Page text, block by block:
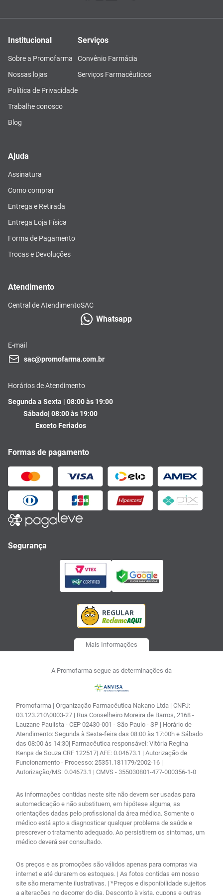
Institucional
Sobre a Promofarma
Nossas lojas
Política de Privacidade
Trabalhe conosco
Blog
Serviços
Convênio Farmácia
Serviços Farmacêuticos
Ajuda
Assinatura
Como comprar
Entrega e Retirada
Entrega Loja Física
Forma de Pagamento
Trocas e Devoluções
Atendimento
Central de AtendimentoSAC
Whatsapp
E-mail
sac@promofarma.com.br
Horários de Atendimento
Segunda a Sexta | 08:00 às 19:00
Sábado| 08:00 às 19:00
Exceto Feriados
Formas de pagamento
Segurança
Mais Informações
A Promofarma segue as determinações da
Promofarma | Organização Farmacêutica Nakano Ltda | CNPJ:
03.123.210\0003-27 | Rua Conselheiro Moreira de Barros, 2168 -
Lauzane Paulista - CEP 02430-001 - São Paulo - SP | Horário de
Atendimento: Segunda à Sexta-feira das 08:00 às 17:00h e Sábado
das 08:00 às 14:30| Farmacêutica responsável: Vitória Regina
Kenps de Souza CRF 122517| AFE: 0.04673.1 | Autorização de
Funcionamento - Processo: 25351.181179/2002-16 |
Autorização/MS: 0.04673.1 | CMVS - 355030801-477-000356-1-0
As informações contidas neste site não devem ser usadas para
automedicação e não substituem, em hipótese alguma, as
orientações dadas pelo profissional da área médica. Somente o
médico está apto a diagnosticar qualquer problema de saúde e
prescrever o tratamento adequado. Ao persistirem os sintomas, um
médico deverá ser consultado.
Os preços e as promoções são válidos apenas para compras via
internet e até durarem os estoques. | As fotos contidas em nosso
site são meramente ilustrativas. | *Preços e disponibilidade sujeitos
a alterações no decorrer do dia. Desconto à vista, cupons e outras